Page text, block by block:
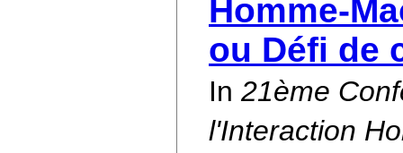
Homme-
ou Défi de
In 21ème
l'Interaction